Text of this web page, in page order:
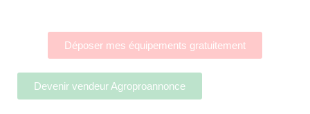
Déposer mes équipements gratuitement
Devenir vendeur Agroproannonce